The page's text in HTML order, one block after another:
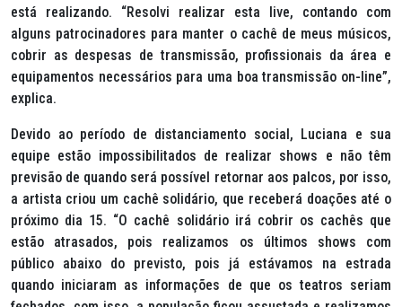
está realizando. “Resolvi realizar esta live, contando com
alguns patrocinadores para manter o cachê de meus músicos,
cobrir as despesas de transmissão, profissionais da área e
equipamentos necessários para uma boa transmissão on-line”,
explica.
Devido ao período de distanciamento social, Luciana e sua
equipe estão impossibilitados de realizar shows e não têm
previsão de quando será possível retornar aos palcos, por isso,
a artista criou um cachê solidário, que receberá doações até o
próximo dia 15. “O cachê solidário irá cobrir os cachês que
estão atrasados, pois realizamos os últimos shows com
público abaixo do previsto, pois já estávamos na estrada
quando iniciaram as informações de que os teatros seriam